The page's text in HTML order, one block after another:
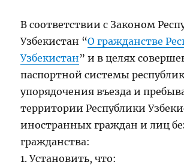
В соответствии с Законом
Узбекистан “О гражданстве
Узбекистан” и в целях
паспортной системы
упорядочения въезда и
территории Республики
иностранных граждан и лиц
гражданства:
1. Установить, что: